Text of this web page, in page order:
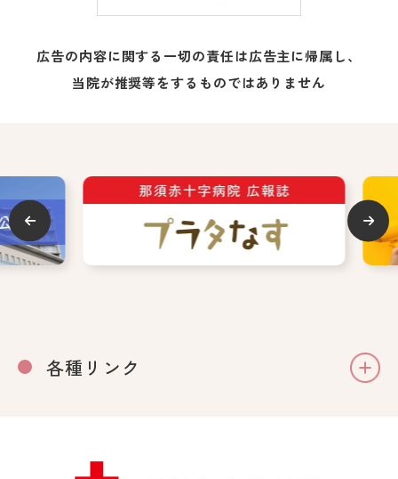
広告の内容に関する一切の責任は広告主に帰属し、
当院が推奨等をするものではありません
各種リンク